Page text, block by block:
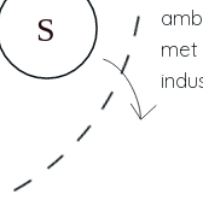
met